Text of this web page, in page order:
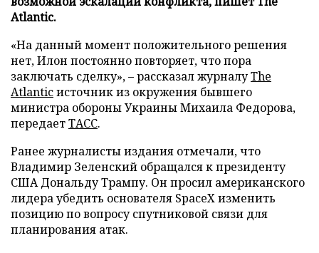
Atlantic.
«На данный момент положительного решения
нет, Илон постоянно повторяет, что пора
заключать сделку», – рассказал журналуThe
Atlanticисточник из окружения бывшего
министра обороны Украины Михаила Федорова,
передаетТАСС.
Ранее журналисты издания отмечали, что
Владимир Зеленский обращался к президенту
США Дональду Трампу. Он просил американского
лидера убедить основателя SpaceX изменить
позицию по вопросу спутниковой связи для
планирования атак.